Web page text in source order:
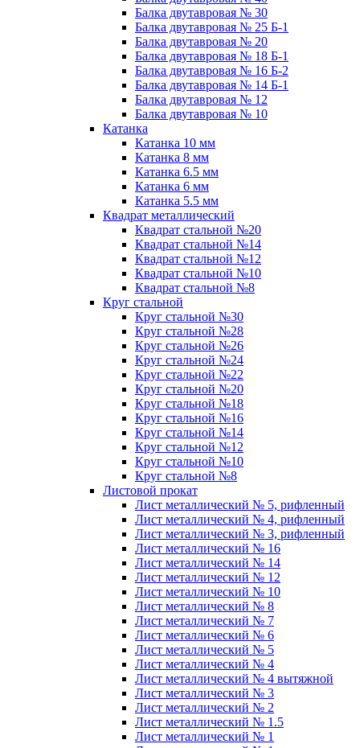
Балка двутавровая № 30
Балка двутавровая № 25 Б-1
Балка двутавровая № 20
Балка двутавровая № 18 Б-1
Балка двутавровая № 16 Б-2
Балка двутавровая № 14 Б-1
Балка двутавровая № 12
Балка двутавровая № 10
Катанка
Катанка 10 мм
Катанка 8 мм
Катанка 6.5 мм
Катанка 6 мм
Катанка 5.5 мм
Квадрат металлический
Квадрат стальной №20
Квадрат стальной №14
Квадрат стальной №12
Квадрат стальной №10
Квадрат стальной №8
Круг стальной
Круг стальной №30
Круг стальной №28
Круг стальной №26
Круг стальной №24
Круг стальной №22
Круг стальной №20
Круг стальной №18
Круг стальной №16
Круг стальной №14
Круг стальной №12
Круг стальной №10
Круг стальной №8
Листовой прокат
Лист металлический № 5, рифленный
Лист металлический № 4, рифленный
Лист металлический № 3, рифленный
Лист металлический № 16
Лист металлический № 14
Лист металлический № 12
Лист металлический № 10
Лист металлический № 8
Лист металлический № 7
Лист металлический № 6
Лист металлический № 5
Лист металлический № 4
Лист металлический № 4 вытяжной
Лист металлический № 3
Лист металлический № 2
Лист металлический № 1.5
Лист металлический № 1